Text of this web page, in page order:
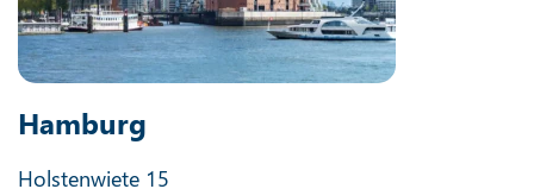
Hamburg
Holstenwiete 15